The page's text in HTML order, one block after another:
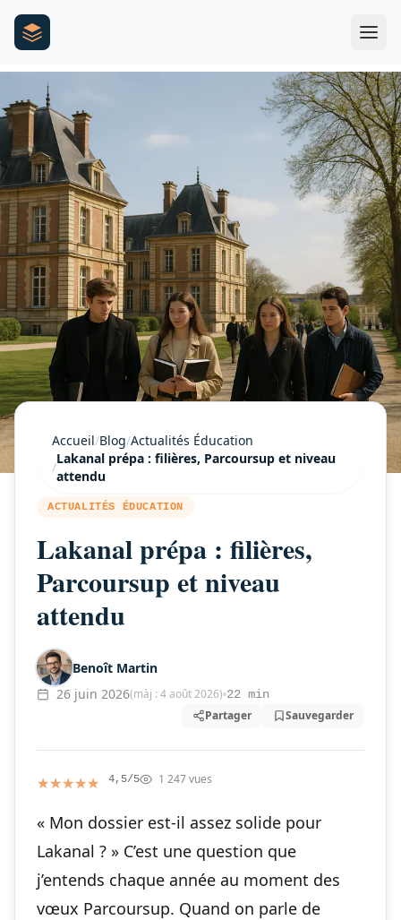
Accueil/Blog/Actualités Éducation
/
Lakanal prépa : filières, Parcoursup et niveau
attendu
ACTUALITÉS ÉDUCATION
Lakanal prépa : filières,
Parcoursup et niveau
attendu
Benoît Martin
26 juin 2026(màj : 4 août 2026) 22 min
Partager Sauvegarder
★★★★★
★★★★★ 4,5/5 1 247 vues
« Mon dossier est-il assez solide pour
Lakanal ? » C’est une question que
j’entends chaque année au moment des
vœux Parcoursup. Quand on parle de